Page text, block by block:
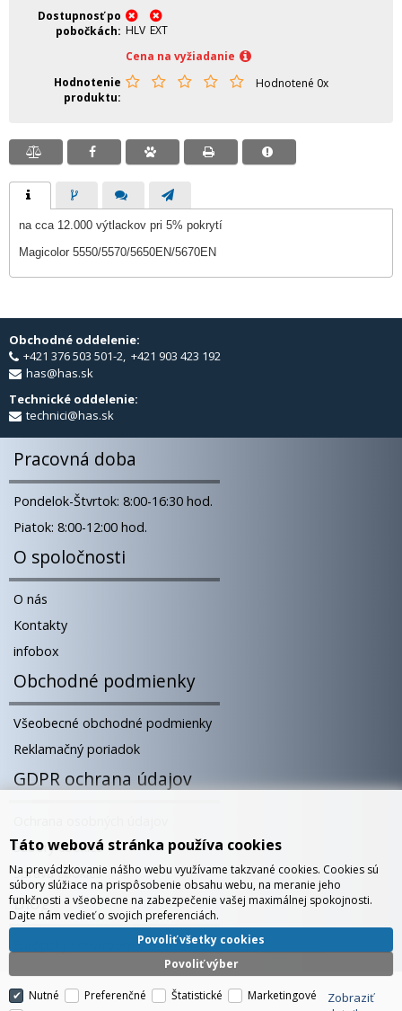
Dostupnosť po
pobočkách
HLV EXT
Cena na vyžiadanie
Hodnotenie
produktu
Hodnotené 0x
na cca 12.000 výtlackov pri 5% pokrytí
Magicolor 5550/5570/5650EN/5670EN
Obchodné oddelenie:
+421 376 503 501-2, +421 903 423 192
has@has.sk
Technické oddelenie:
technici@has.sk
Pracovná doba
Pondelok-Štvrtok: 8:00-16:30 hod.
Piatok: 8:00-12:00 hod.
O spoločnosti
O nás
Kontakty
infobox
Obchodné podmienky
Všeobecné obchodné podmienky
Reklamačný poriadok
GDPR ochrana údajov
Súbory cookies
Správa cookies
Blog
Európsky showroom v Bratislave
Táto webová stránka používa cookies
Na prevádzkovanie nášho webu využívame takzvané cookies. Cookies sú
súbory slúžiace na prispôsobenie obsahu webu, na meranie jeho
funkčnosti a všeobecne na zabezpečenie vašej maximálnej spokojnosti.
Dajte nám vedieť o svojich preferenciách.
Povoliť výber
Povoliť všetky cookies
Nutné Preferenčné Štatistické
Marketingové
Zobraziť